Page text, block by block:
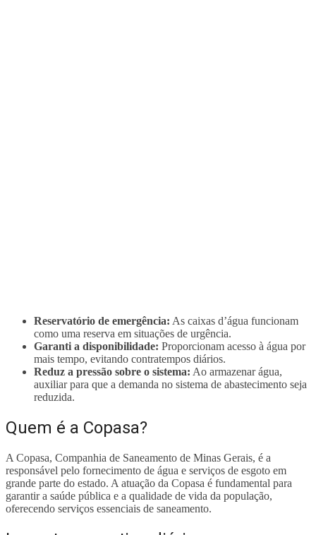
Reservatório de emergência: As caixas d’água funcionam
como uma reserva em situações de urgência.
Garanti a disponibilidade: Proporcionam acesso à água por
mais tempo, evitando contratempos diários.
Reduz a pressão sobre o sistema: Ao armazenar água,
auxiliar para que a demanda no sistema de abastecimento seja
reduzida.
Quem é a Copasa?
A Copasa, Companhia de Saneamento de Minas Gerais, é a
responsável pelo fornecimento de água e serviços de esgoto em
grande parte do estado. A atuação da Copasa é fundamental para
garantir a saúde pública e a qualidade de vida da população,
oferecendo serviços essenciais de saneamento.